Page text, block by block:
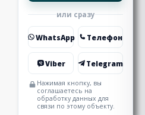
или сразу
WhatsApp Телефон
Viber Telegram
Нажимая кнопку, вы
соглашаетесь на
обработку данных для
связи по этому объекту.